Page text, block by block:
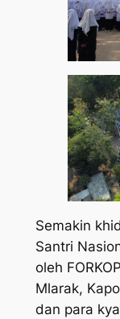
Semakin
Santri
oleh
Mlarak,
dan para